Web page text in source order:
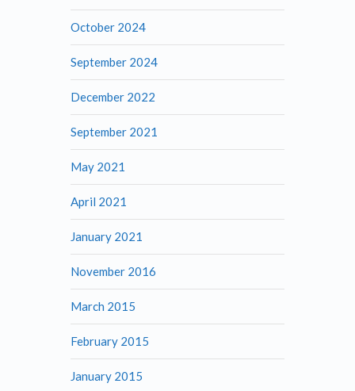
October 2024
September 2024
December 2022
September 2021
May 2021
April 2021
January 2021
November 2016
March 2015
February 2015
January 2015